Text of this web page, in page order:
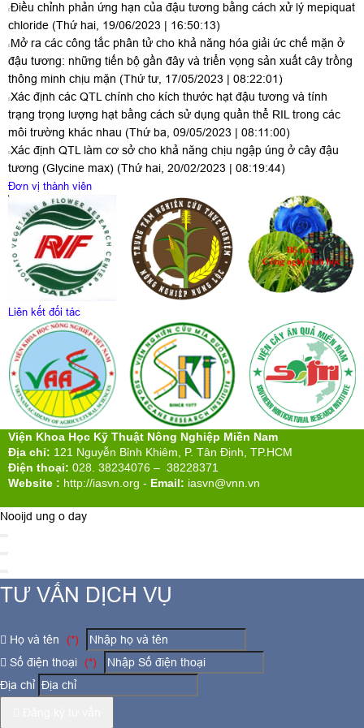
Điều chỉnh phản ứng hạn của đậu tương bằng cách xử lý mepiquat
chloride (Thứ hai, 19/06/2023 | 16:50:13)
Mở ra các công tắc phân tử cho khả năng hóa giải ức chế mặn ở
đậu tương: những tiến bộ gần đây và triển vọng sản xuất cây trồng
thông minh chịu mặn (Thứ tư, 17/05/2023 | 08:22:01)
Xác định các QTL chính cho kích thước hạt đậu tương và tính
trạng trọng lượng hạt bằng cách sử dụng quần thể RIL trong các
môi trường khác nhau (Thứ ba, 09/05/2023 | 08:11:00)
Xác định QTL làm cơ sở cho khả năng chịu ngập úng ở cây đậu
tương (Glycine max) (Thứ hai, 20/02/2023 | 08:19:44)
Đơn vị thành viên
Liên kết đối tác
Viện Khoa Học Kỹ Thuật Nông Nghiệp Miền Nam
Địa chỉ: 121 Nguyễn Bỉnh Khiêm, P. Tân Định, TP.HCM
Điện thoại: 028. 38234076 – 38228371
Website : http://iasvn.org - Email: iasvn@vnn.vn
Nooijd ung o day
TƯ VẤN DỊCH VỤ
Họ và tên
(*)
Số điện thoại
(*)
Địa chỉ